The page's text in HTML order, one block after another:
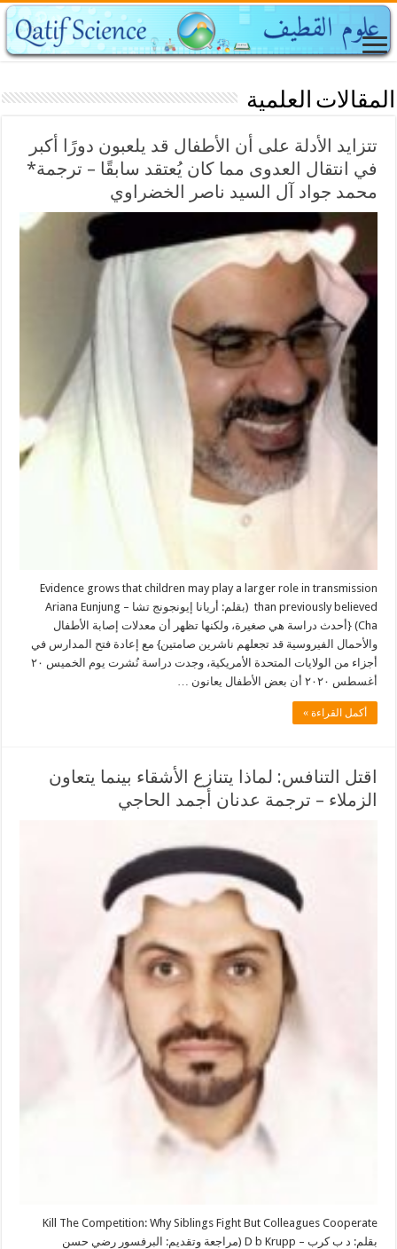
المقالات العلمية
تتزايد الأدلة على أن الأطفال قد يلعبون دورًا أكبر
في انتقال العدوى مما كان يُعتقد سابقًا – ترجمة*
محمد جواد آل السيد ناصر الخضراوي
Evidence grows that children may play a larger role in transmission
than previously believed (بقلم: أريانا إيونجونج تشا – Ariana Eunjung
Cha) {أحدث دراسة هي صغيرة، ولكنها تظهر أن معدلات إصابة الأطفال
والأحمال الفيروسية قد تجعلهم ناشرين صامتين} مع إعادة فتح المدارس في
أجزاء من الولايات المتحدة الأمريكية، وجدت دراسة نُشرت يوم الخميس ٢٠
أغسطس ٢٠٢٠ أن بعض الأطفال يعانون …
أكمل القراءة »
اقتل التنافس: لماذا يتنازع الأشقاء بينما يتعاون
الزملاء – ترجمة عدنان أجمد الحاجي
Kill The Competition: Why Siblings Fight But Colleagues Cooperate
بقلم: د ب كرب – D b Krupp (مراجعة وتقديم: البرفسور رضي حسن